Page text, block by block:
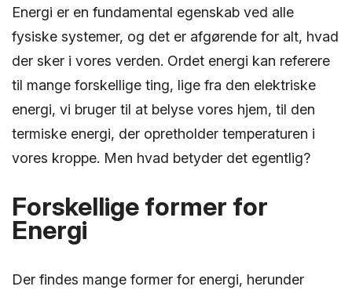
Energi er en fundamental egenskab ved alle
fysiske systemer, og det er afgørende for alt, hvad
der sker i vores verden. Ordet energi kan referere
til mange forskellige ting, lige fra den elektriske
energi, vi bruger til at belyse vores hjem, til den
termiske energi, der opretholder temperaturen i
vores kroppe. Men hvad betyder det egentlig?
Forskellige former for
Energi
Der findes mange former for energi, herunder